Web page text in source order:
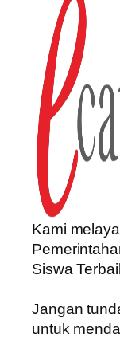
Kami
Siswa
Jangan
untuk